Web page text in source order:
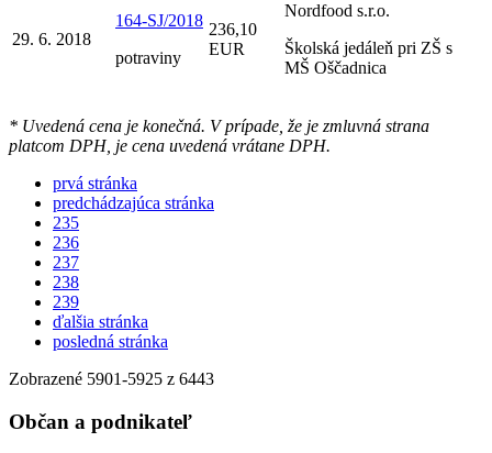
29. 6. 2018
164-SJ/2018
potraviny
236,10
EUR
Nordfood s.r.o.
Školská jedáleň pri ZŠ s
MŠ Oščadnica
* Uvedená cena je konečná. V prípade, že je zmluvná strana
platcom DPH, je cena uvedená vrátane DPH.
prvá stránka
predchádzajúca stránka
235
236
237
238
239
ďalšia stránka
posledná stránka
Zobrazené 5901-5925 z 6443
Občan a podnikateľ